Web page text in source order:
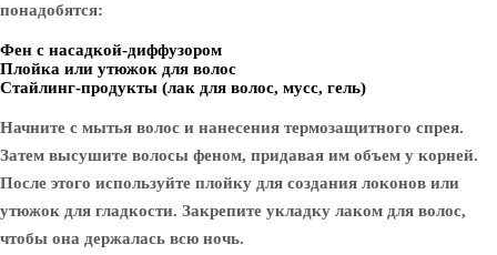
понадобятся:
Фен с насадкой-диффузором
Плойка или утюжок для волос
Стайлинг-продукты (лак для волос, мусс, гель)
Начните с мытья волос и нанесения термозащитного спрея.
Затем высушите волосы феном, придавая им объем у корней.
После этого используйте плойку для создания локонов или
утюжок для гладкости. Закрепите укладку лаком для волос,
чтобы она держалась всю ночь.